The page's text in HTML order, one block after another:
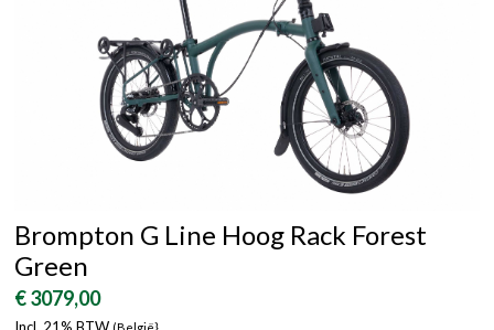
Brompton G Line Hoog Rack Forest
Green
€ 3079,00